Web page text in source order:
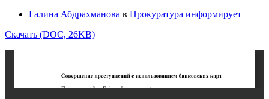
Галина Абдрахманова в Прокуратура информирует
Скачать (DOC, 26KB)